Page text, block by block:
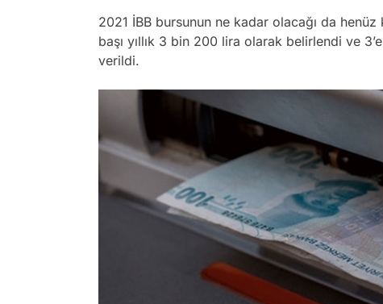
2021 İBB bursunun ne kadar olacağı da
başı yıllık 3 bin 200 lira olarak belirlendi ve
verildi.